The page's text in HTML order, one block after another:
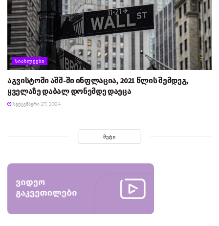
ᲡᲘᲐᲮᲚᲔᲔᲑᲘ
აგვისტოში აშშ-ში ინფლაცია, 2021 წლის შემდეგ,
ყველაზე დაბალ დონემდე დაეცა
ᲡᲔᲥᲢᲔᲛᲑᲔᲠᲘ 27, 2024
ᲛᲔᲢᲘ